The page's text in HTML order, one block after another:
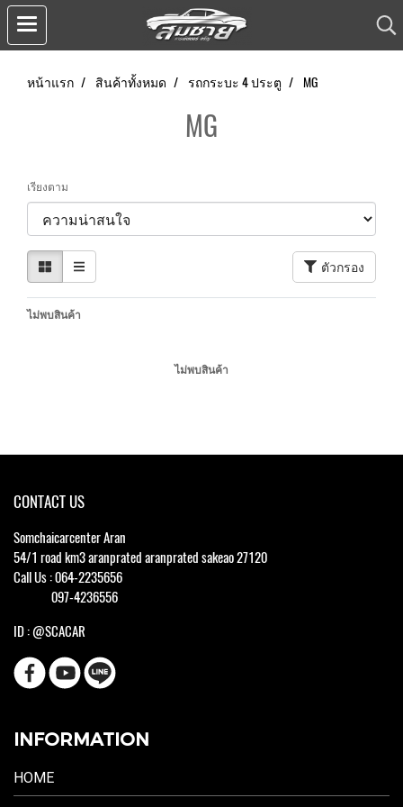
หน้าแรก สินค้าทั้งหมด รถกระบะ 4 ประตู MG
MG
เรียงตาม
ตัวกรอง
ไม่พบสินค้า
ไม่พบสินค้า
CONTACT US
Somchaicarcenter Aran
54/1 road km3 aranprated aranprated sakeao 27120
Call Us : 064-2235656
097-4236556
ID : @SCACAR
INFORMATION
HOME